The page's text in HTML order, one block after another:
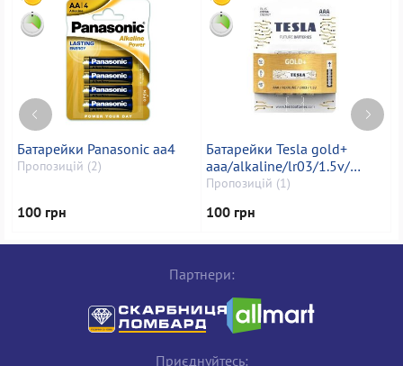
Батарейки Panasonic aa4
Пропозицій (2)
100 грн
Батарейки Tesla gold+
aaa/alkaline/lr03/1.5v/
упак4шт
Пропозицій (1)
100 грн
Партнери:
Приєднуйтесь: